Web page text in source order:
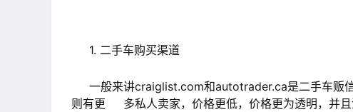
1. 二手车购买渠道
一般来讲craiglist.com和autotrader.ca是二手车贩
则有更 多私人卖家，价格更低，价格更为透明，并且